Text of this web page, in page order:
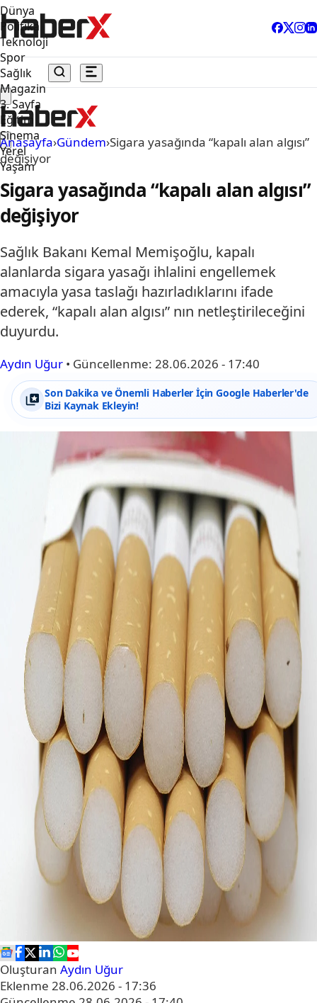
Dünya
Politika
Teknoloji
Spor
Sağlık
Magazin
3. Sayfa
Eğitim
Sinema
Yerel
Yaşam
Anasayfa›Gündem›Sigara yasağında “kapalı alan algısı”
değişiyor
Sigara yasağında “kapalı alan algısı”
değişiyor
Sağlık Bakanı Kemal Memişoğlu, kapalı
alanlarda sigara yasağı ihlalini engellemek
amacıyla yasa taslağı hazırladıklarını ifade
ederek, “kapalı alan algısı” nın netleştirileceğini
duyurdu.
Aydın Uğur • Güncellenme: 28.06.2026 - 17:40
Son Dakika ve Önemli Haberler İçin Google Haberler'de
Bizi Kaynak Ekleyin!
Oluşturan Aydın Uğur
Eklenme 28.06.2026 - 17:36